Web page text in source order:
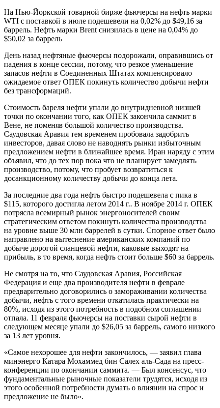
На Нью-Йоркской товарной бирже фьючерсы на нефть марки
WTI с поставкой в июле подешевели на 0,02% до $49,16 за
баррель. Нефть марки Brent снизилась в цене на 0,04% до
$50,02 за баррель
День назад нефтяные фьючерсы подорожали, оправившись от
падения в конце сессии, потому, что резкое уменьшение
запасов нефти в Соединенных Штатах компенсировало
ожидаемое ответ ОПЕК покинуть количество добычи нефти
без трансформаций.
Стоимость бареля нефти упали до внутридневной низшей
точки по окончании того, как ОПЕК закончила саммит в
Вене, не поменяв большой количество производства.
Саудовская Аравия тем временем пробовала задобрить
инвесторов, давая слово не наводнять рынки избыточным
предложением нефти в ближайшее время. Иран наряду с этим
объявил, что до тех пор пока что не планирует замедлять
производство, потому, что пробует возвратиться к
досанкционному количеству добычи до конца лета.
За последние два года нефть быстро подешевела с пика в
$115, которого достигла летом 2014 г.. В ноябре 2014 г. ОПЕК
потрясла всемирный рынок энергоносителей своим
стратегическим ответом покинуть количества производства
на уровне выше 30 млн баррелей в сутки. Спорное ответ было
направлено на вытеснение американских компаний по
добыче дорогой сланцевой нефти, каковые выходят на
прибыль, в то время, когда нефть стоит больше $60 за баррель.
Не смотря на то, что Саудовская Аравия, Российская
Федерация и еще два производителя нефти в феврале
предварительно договорились о замораживании количества
добычи, нефть с того времени откатилась практически на
80%, исходя из этого потребность в подобном соглашении
отпала. 11 февраля фьючерсы на поставки сырой нефти в
следующем месяце упали до $26,05 за баррель, самого низкого
за 13 лет уровня.
«Самое нехорошее для нефти закончилось, — заявил глава
минэнерго Катара Мохаммед бин Салех аль-Сада на пресс-
конференции по окончании саммита. — Был консенсус, что
фундаментальные рыночные показатели трудятся, исходя из
этого особенной потребности думать о влиянии на спрос и
предложение не было».